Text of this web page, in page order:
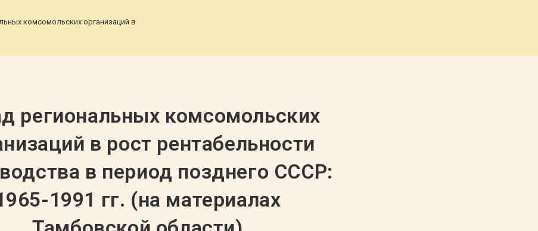
комсомольских организаций в рост рентабельности производства в период позднего СССР: 1965-1991 гг. (на материалах Тамбовской
региональных комсомольских
в рост рентабельности
в период позднего СССР:
1991 гг. (на материалах